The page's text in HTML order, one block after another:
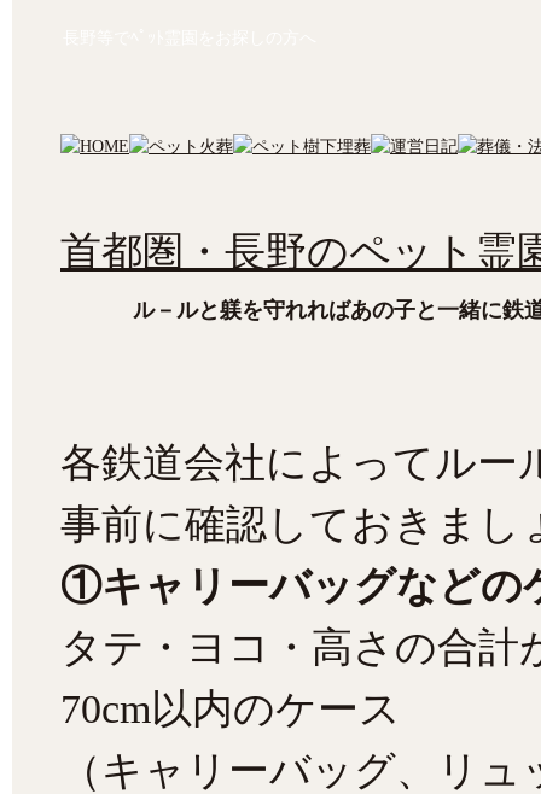
首都圏・長野のペット霊
ル－ルと躾を守れればあの子と一緒に鉄
各鉄道会社によってルー
事前に確認しておきまし
①キャリーバッグなどの
タテ・ヨコ・高さの合計
70cm以内のケース
（キャリーバッグ、リ